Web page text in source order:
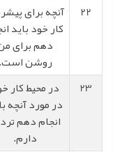
22
آنچه برای
کار خود باید
دهم برای
روشن است.
23
در محیط کار
در مورد آنچه
انجام دهم
دارم.